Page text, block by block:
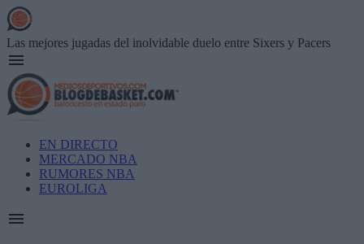
Skip
to
main
content
Las mejores jugadas del inolvidable duelo entre Sixers y Pacers
Main
navigation
EN DIRECTO
MERCADO NBA
RUMORES NBA
EUROLIGA